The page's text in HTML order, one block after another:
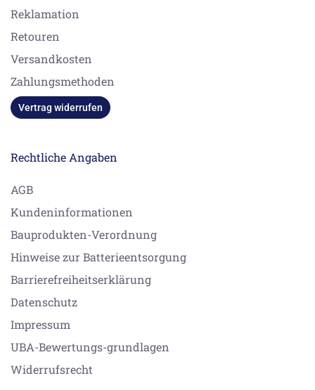
Reklamation
Retouren
Versandkosten
Zahlungsmethoden
Vertrag widerrufen
Rechtliche Angaben
AGB
Kundeninformationen
Bauprodukten-Verordnung
Hinweise zur Batterieentsorgung
Barrierefreiheitserklärung
Datenschutz
Impressum
UBA-Bewertungs-grundlagen
Widerrufsrecht